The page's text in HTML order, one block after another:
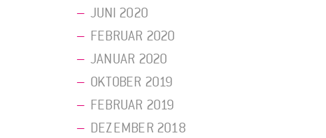
JUNI 2020
FEBRUAR 2020
JANUAR 2020
OKTOBER 2019
FEBRUAR 2019
DEZEMBER 2018